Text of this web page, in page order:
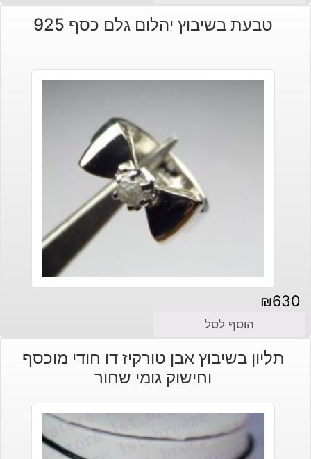
טבעת בשיבוץ יהלום גלם כסף 925
₪630
הוסף לסל
תליון בשיבוץ אבן טורקיז דו חודי מוכסף
וחישוק גומי שחור